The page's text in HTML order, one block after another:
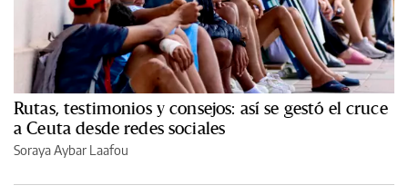
Rutas, testimonios y consejos: así se gestó el cruce
a Ceuta desde redes sociales
Soraya Aybar Laafou